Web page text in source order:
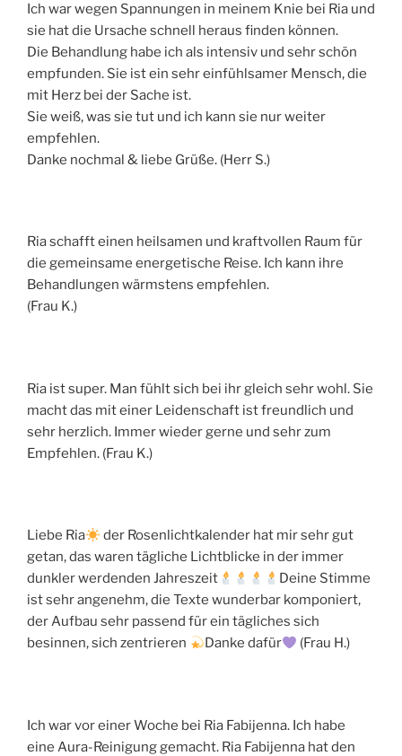
Ich war wegen Spannungen in meinem Knie bei Ria und
sie hat die Ursache schnell heraus finden können.
Die Behandlung habe ich als intensiv und sehr schön
empfunden. Sie ist ein sehr einfühlsamer Mensch, die
mit Herz bei der Sache ist.
Sie weiß, was sie tut und ich kann sie nur weiter
empfehlen.
Danke nochmal & liebe Grüße. (Herr S.)
Ria schafft einen heilsamen und kraftvollen Raum für
die gemeinsame energetische Reise. Ich kann ihre
Behandlungen wärmstens empfehlen.
(Frau K.)
Ria ist super. Man fühlt sich bei ihr gleich sehr wohl. Sie
macht das mit einer Leidenschaft ist freundlich und
sehr herzlich. Immer wieder gerne und sehr zum
Empfehlen. (Frau K.)
Liebe Ria
der Rosenlichtkalender hat mir sehr gut
getan, das waren tägliche Lichtblicke in der immer
dunkler werdenden Jahreszeit
Deine Stimme
ist sehr angenehm, die Texte wunderbar komponiert,
der Aufbau sehr passend für ein tägliches sich
besinnen, sich zentrieren
Danke dafür (Frau H.)
Ich war vor einer Woche bei Ria Fabijenna. Ich habe
eine Aura-Reinigung gemacht. Ria Fabijenna hat den